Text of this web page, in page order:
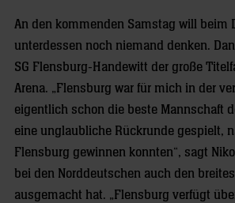
An den kommenden Samstag will beim
unterdessen noch niemand denken.
SG Flensburg-Handewitt der große
Arena. „Flensburg war für mich in der
eigentlich schon die beste Mannschaft
eine unglaubliche Rückrunde gespielt,
Flensburg gewinnen konnten“, sagt
bei den Norddeutschen auch den
ausgemacht hat. „Flensburg verfügt